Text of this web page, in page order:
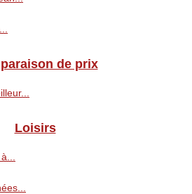
de prix
Loisirs